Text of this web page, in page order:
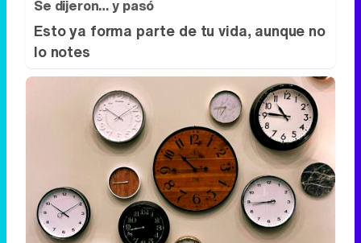
Se dijeron… y pasó
Esto ya forma parte de tu vida, aunque no
lo notes